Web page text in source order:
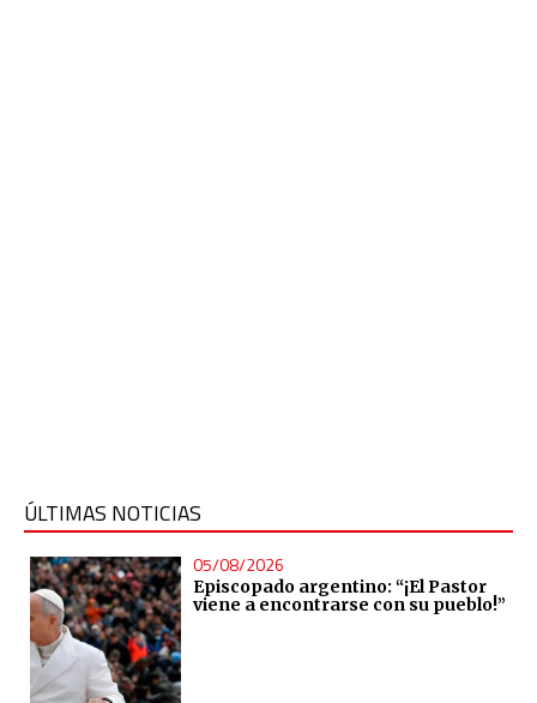
ÚLTIMAS NOTICIAS
05/08/2026
Episcopado argentino: “¡El Pastor
viene a encontrarse con su pueblo!”